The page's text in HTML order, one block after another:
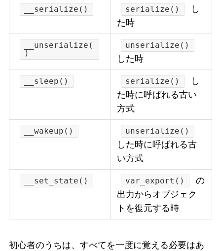
__serialize() serialize()
し
た時
__unserialize(
)
unserialize()
した時
__sleep() serialize()
し
た時に呼ばれる古い
方式
__wakeup() unserialize()
した時に呼ばれる古
い方式
__set_state() var_export()
の
出力からオブジェク
トを復元する時
初心者のうちは、すべてを一度に覚える必要はあ